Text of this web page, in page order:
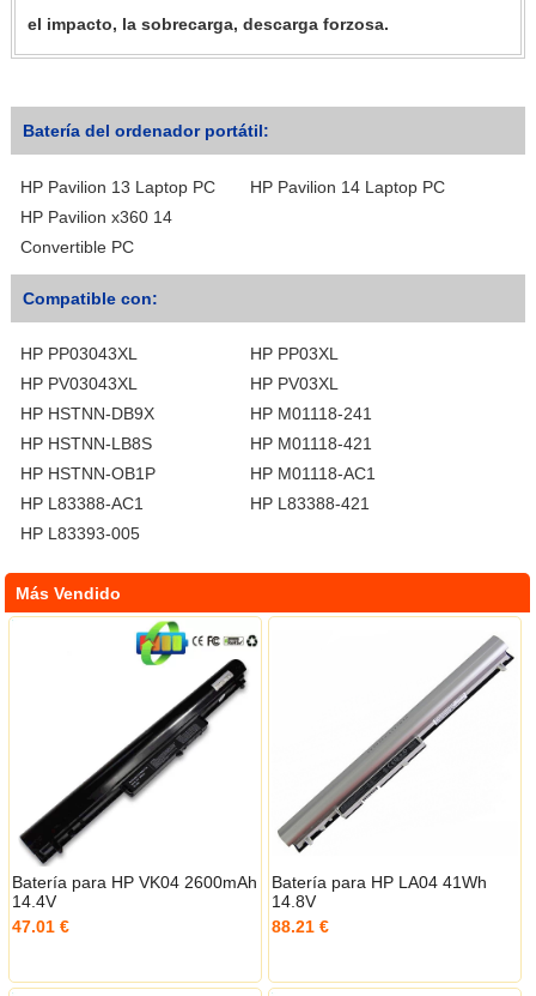
el impacto, la sobrecarga, descarga forzosa.
Batería del ordenador portátil:
HP Pavilion 13 Laptop PC
HP Pavilion 14 Laptop PC
HP Pavilion x360 14
Convertible PC
Compatible con:
HP PP03043XL
HP PP03XL
HP PV03043XL
HP PV03XL
HP HSTNN-DB9X
HP M01118-241
HP HSTNN-LB8S
HP M01118-421
HP HSTNN-OB1P
HP M01118-AC1
HP L83388-AC1
HP L83388-421
HP L83393-005
Más Vendido
Batería para HP VK04 2600mAh
14.4V
47.01 €
Batería para HP LA04 41Wh
14.8V
88.21 €